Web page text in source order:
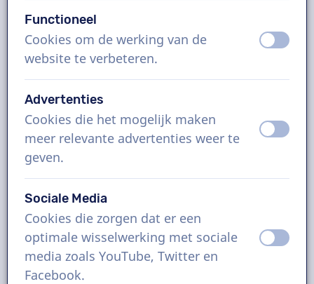
Project
Zweedse voice-overs, TV
commercial, man en vrouw
enkele klikken of vraag een gratis demo aan.
De meeste voice-overs leveren binnen 24
uur of sneller. Zodra je bestelling geplaatst is
heb je rechtstreeks contact via de chatbox
met de stemacteur. Hulp nodig met casten?
Functioneel
Cookies om de werking van de
website te verbeteren.
uit aan
Advertenties
Cookies die het mogelijk maken
meer relevante advertenties weer te
geven.
uit aan
Sociale Media
Cookies die zorgen dat er een
optimale wisselwerking met sociale
media zoals YouTube, Twitter en
Facebook.
uit aan